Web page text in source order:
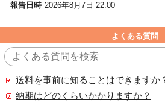
報告日時 2026年8月7日 22:00
よくある質問
送料を事前に知ることはできますか
納期はどのくらいかかりますか？